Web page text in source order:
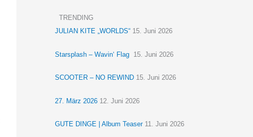
TRENDING
JULIAN KITE „WORLDS“ 15. Juni 2026
Starsplash – Wavin‘ Flag 15. Juni 2026
SCOOTER – NO REWIND 15. Juni 2026
27. März 2026 12. Juni 2026
GUTE DINGE | Album Teaser 11. Juni 2026